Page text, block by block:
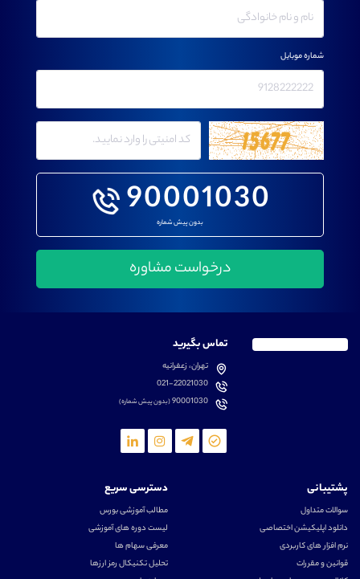
90001030
بدون پیش شماره
شماره موبایل
تماس بگیرید
تهران، زعفرانیه
021-22021030
90001030(بدون پیش شماره)
پشتیبانی
سوالات متداول
دانلود اپلیکیشن اختصاصی
نرم افزار های کاربردی
قوانین و مقررات
دسترسی سریع
مطالب آموزشی بورس
لیست دوره های آموزشی
معرفی سهام ها
تحلیل تکنیکال رمز ارزها